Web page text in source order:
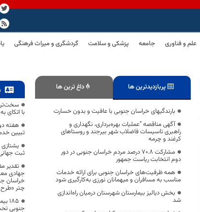
علم و فناوری جامعه پزشکی و سلامت گردشگری و میراث فرهنگی
پربازدیدترین ها داغ ترین ها
بارندگیهای خراسان جنوبی با عافیت و بدون خسارت
آگهی مناقصه “عملیات بهره‌برداری، نگهداری و
راهبری تاسیسات فاضلاب شهر بیرجند و روستاهای
کرغند و چرمه
مشارکت ۷۰.۸ درصد مردم خراسان جنوبی در دور
دوم انتخابت ریاست جمهور
همه ظرفیت‌های خراسان جنوبی برای ارائه خدمات
مناسب به مسافران و میهمانان نورزی به‌کارگیری شود
بخش دیالیز بیمارستان شهرستان درمیان راه‌اندازی
شد
با
هفته
تبیین
ثبت
تقدیر
جهادی
چتر
جنوبی